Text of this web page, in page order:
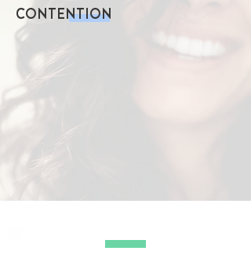
CONTENTION